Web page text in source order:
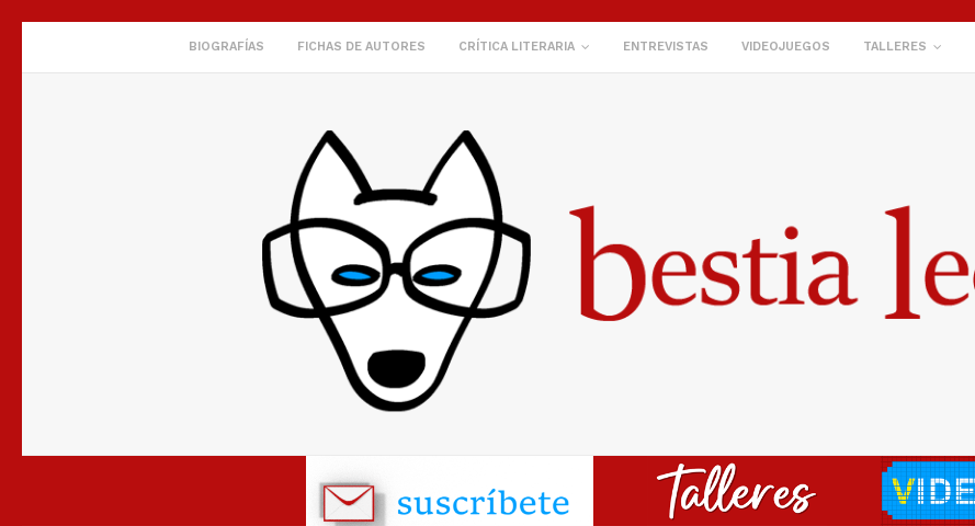
BIOGRAFÍAS FICHAS DE AUTORES CRÍTICA LITERARIA ENTREVISTAS VIDEOJUEGOS TALLERES